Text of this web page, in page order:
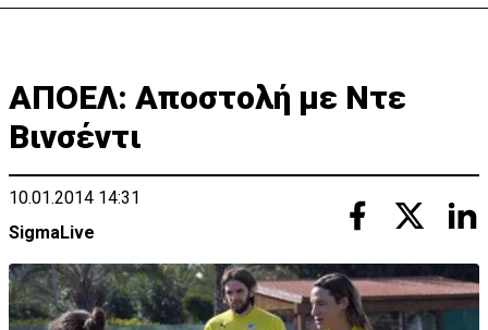
ΑΠΟΕΛ: Αποστολή με Ντε
Βινσέντι
10.01.2014 14:31
SigmaLive